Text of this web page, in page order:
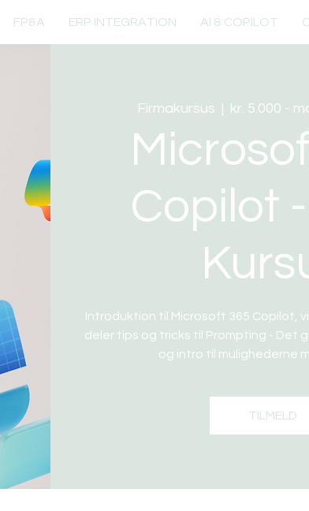
FP&A ERP INTEGRATION AI & COPILOT
Firmakursus kr. 5.000 -
Copilot
Introduktion til Microsoft 365 Copilot,
deler tips og tricks til Prompting - Det
og intro til mulighederne
TILMELD